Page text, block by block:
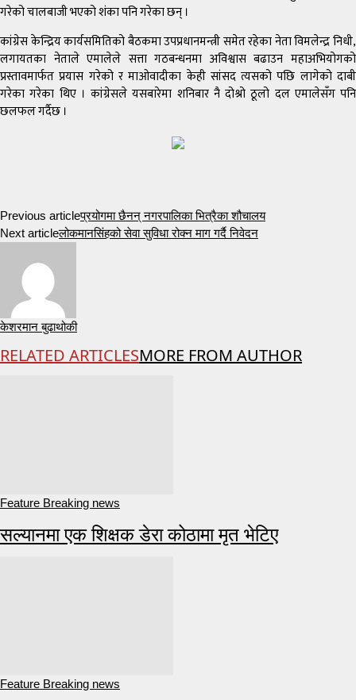
गरेको चालबाजी भएको शंका पनि गरेका छन् ।
कांग्रेस केन्द्रिय कार्यसमितिको बैठकमा उपप्रधानमन्त्री समेत रहेका नेता विमलेन्द्र निधी,
लगायतका नेताले एमालेले सत्ता गठबन्धनमा अविश्वास बढाउन महाअभियोगको
प्रस्तावमार्फत प्रयास गरेको र माओवादीका केही सांसद त्यसको पछि लागेको दाबी
गरेका गरेका थिए । कांग्रेसले यसबारेमा शनिबार नै दोश्रो ठूलो दल एमालेसँग पनि
छलफल गर्दैछ ।
Previous articleप्रयोगमा छैनन् नगरपालिका भित्रैका शौचालय
Next articleलोकमानसिंहको सेवा सुविधा रोक्न माग गर्दै निवेदन
केशरमान बुढाथोकी
RELATED ARTICLESMORE FROM AUTHOR
Feature Breaking news
सल्यानमा एक शिक्षक डेरा कोठामा मृत भेटिए
Feature Breaking news